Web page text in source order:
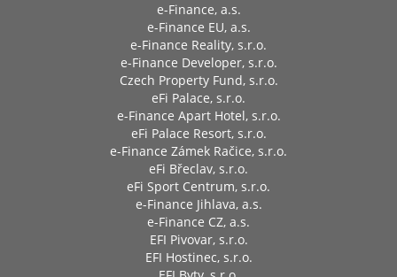
e-Finance, a.s.
e-Finance EU, a.s.
e-Finance Reality, s.r.o.
e-Finance Developer, s.r.o.
Czech Property Fund, s.r.o.
eFi Palace, s.r.o.
e-Finance Apart Hotel, s.r.o.
eFi Palace Resort, s.r.o.
e-Finance Zámek Račice, s.r.o.
eFi Břeclav, s.r.o.
eFi Sport Centrum, s.r.o.
e-Finance Jihlava, a.s.
e-Finance CZ, a.s.
EFI Pivovar, s.r.o.
EFI Hostinec, s.r.o.